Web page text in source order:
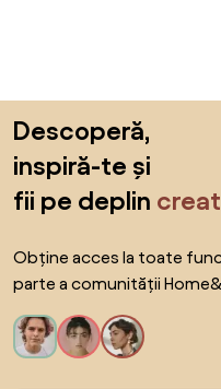
Descoperă,
inspiră-te și
fii pe deplin
Obține acces la toate
parte a comunității